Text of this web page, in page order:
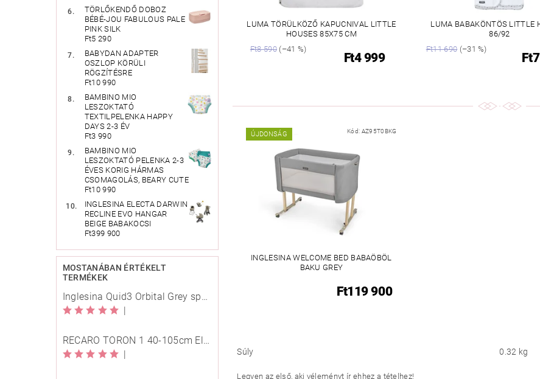
TÖRLŐKENDŐ DOBOZ
BÉBÉ-JOU FABULOUS PALE
PINK SILK
Ft5 290
BABYDAN ADAPTER
OSZLOP KÖRÜLI
RÖGZÍTÉSRE
Ft10 990
BAMBINO MIO
LESZOKTATÓ
TEXTILPELENKA HAPPY
DAYS 2-3 ÉV
Ft3 990
BAMBINO MIO
LESZOKTATÓ PELENKA 2-3
ÉVES KORIG HÁRMAS
CSOMAGOLÁS, BEARY CUTE
Ft10 990
INGLESINA ELECTA DARWIN
RECLINE EVO HANGAR
BEIGE BABAKOCSI
Ft399 900
MOSTANÁBAN ÉRTÉKELT
TERMÉKEK
Inglesina Quid3 Orbital Grey sport babakocsi
|
RECARO TORON 1 40-105cm Elegant Beige
|
LUMA TÖRÜLKÖZŐ KAPUCNIVAL LITTLE
HOUSES 85X75 CM
Ft8 590 (–41 %)
Ft4 999
LUMA BABAKÖNTÖS LITTLE
86/92
Ft11 690(–31 %)
ÚJDONSÁG Kód: AZ95T0BKG
INGLESINA WELCOME BED BABAÖBÖL
BAKU GREY
Ft119 900
Súly 0.32 kg
Legyen az első, aki véleményt ír ehhez a tételhez!